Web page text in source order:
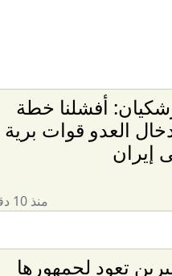
أفشلنا خطة
العدو قوات برية
إيران
منذ 10 دقائق
تعود لجمهورها